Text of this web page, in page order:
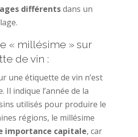
différentsdans un
« millésime » sur
de vin :
une étiquette de vin n’est
Il indique l’année de la
utilisés pour produire le
régions, le millésime
importance capitale, car